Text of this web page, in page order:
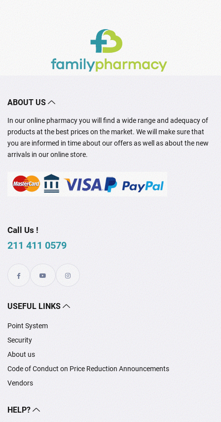
ABOUT US
In our online pharmacy you will find a wide range and adequacy of
products at the best prices on the market. We will make sure that
you are informed in time about our offers as well as about the new
arrivals in our online store.
Call Us !
211 411 0579
USEFUL LINKS
Point System
Security
About us
Code of Conduct on Price Reduction Announcements
Vendors
HELP?